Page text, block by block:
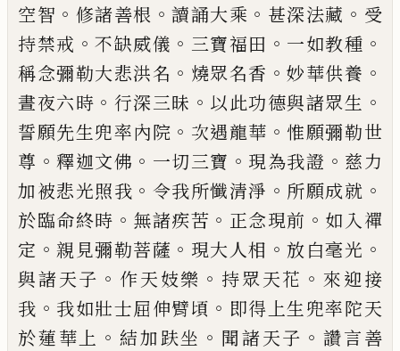
空智 。 修諸善根 。讀誦大乘 。 甚深法藏 。 受
持禁戒 。不缺威儀 。 三寶福田 。 一如教種 。
稱念彌勒大悲洪名 。 燒眾名香 。妙華供養 。
晝夜六時 。 行深三昧 。 以此功德與諸眾生 。
誓願先生兜率內院 。 次遇龍華 。 惟願彌勒世
尊 。釋迦文佛 。 一切三寶 。 現為我證 。 慈力
加被悲光照我 。 令我所懺清淨 。 所願成就 。
於臨命終時 。 無諸疾苦 。 正念現前 。 如入禪
定 。親見彌勒菩薩 。 現大人相 。放白毫光 。
與諸天子 。 作天妓樂 。 持眾天花 。 來迎接
我 。 我如壯士屈伸臂頃 。 即得 上生兜率陀天
於蓮華上 。 結加趺坐 。 聞諸天子 。 讚言善